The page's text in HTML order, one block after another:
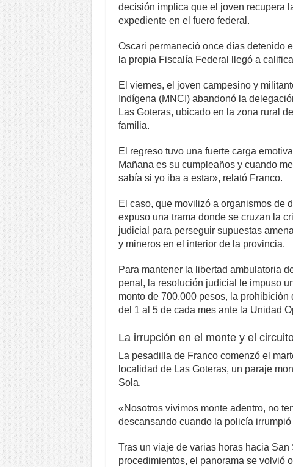
decisión implica que el joven recupera
expediente en el fuero federal.
Oscari permaneció once días detenido
la propia Fiscalía Federal llegó a
El viernes, el joven campesino y
Indígena (MNCI) abandonó la
Las Goteras, ubicado en la zona rural
familia.
El regreso tuvo una fuerte carga
Mañana es su cumpleaños y cuando
sabía si yo iba a estar», relató Franco.
El caso, que movilizó a organismos de
expuso una trama donde se cruzan la
judicial para perseguir supuestas
y mineros en el interior de la provincia.
Para mantener la libertad ambulatoria
penal, la resolución judicial le impuso
monto de 700.000 pesos, la
del 1 al 5 de cada mes ante la Unidad
La irrupción en el monte y el
La pesadilla de Franco comenzó el
localidad de Las Goteras, un paraje
Sola.
«Nosotros vivimos monte adentro, no
descansando cuando la policía
Tras un viaje de varias horas hacia
procedimientos, el panorama se volvió